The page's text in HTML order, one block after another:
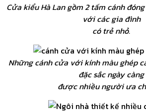
Cửa kiểu Hà Lan gồm 2 tấm cánh
với các gia đình
có trẻ nhỏ.
Những cánh cửa với kính màu ghép
đặc sắc ngày càng
được nhiều người ưa